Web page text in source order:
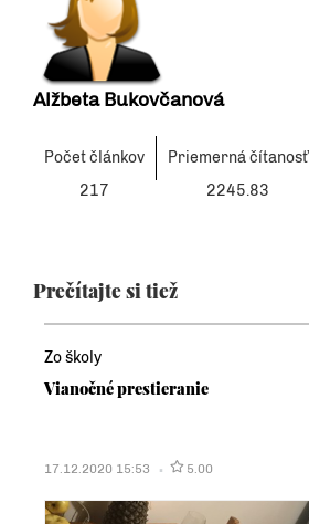
Alžbeta Bukovčanová
Počet článkov
Priemerná čítanosť
217
2245.83
Prečítajte si tiež
Zo školy
Vianočné prestieranie
17.12.2020 15:53 5.00